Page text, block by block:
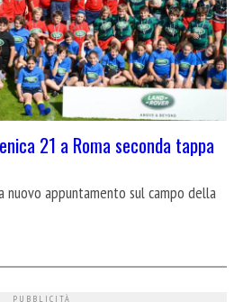
21 a Roma seconda tappa
nuovo appuntamento sul campo della